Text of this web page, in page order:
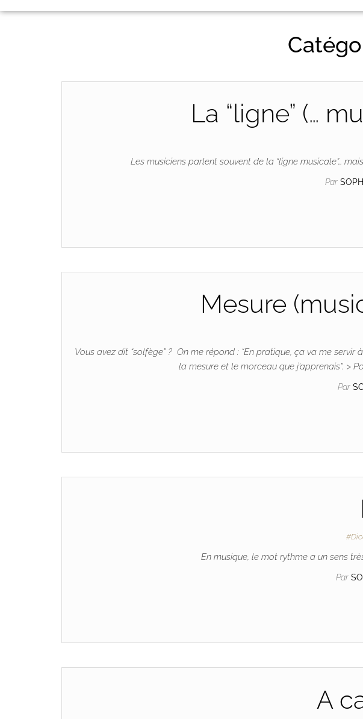
La “ligne” (…
Les musiciens parlent souvent de la “ligne musicale”…
Par
Mesure
Vous avez dit “solfège” ? On me répond : “En pratique, ça va me servir
la mesure et le morceau que j’apprenais”. >
Par
En musique, le mot rythme a un sens
Par
A